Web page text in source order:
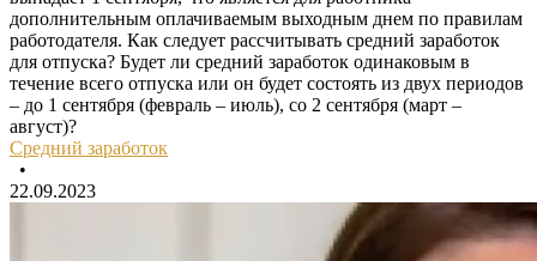
дополнительным оплачиваемым выходным днем по правилам
работодателя. Как следует рассчитывать средний заработок
для отпуска? Будет ли средний заработок одинаковым в
течение всего отпуска или он будет состоять из двух периодов
– до 1 сентября (февраль – июль), со 2 сентября (март –
август)?
Средний заработок
•
22.09.2023